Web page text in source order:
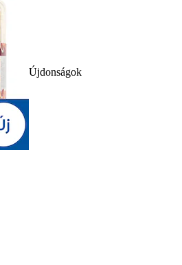
Újdonságok